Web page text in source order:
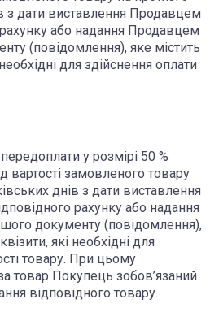
з дати виставлення Продавцем
або надання Продавцем
(повідомлення), яке містить
для здійснення оплати
у розмірі 50 %
вартості замовленого товару
днів з дати виставлення
рахунку або надання
документу (повідомлення),
які необхідні для
товару. При цьому
товар Покупець зобов’язаний
відповідного товару.